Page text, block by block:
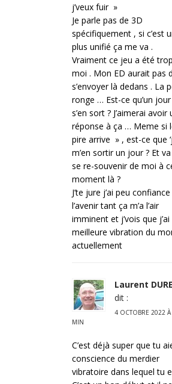
j’veux fuir »
Je parle pas de 3D
spécifiquement , si c’est
plus unifié ça me va .
Vraiment ce jeu a été
moi . Mon ED aurait pas
s’envoyer là dedans . La
ronge … Est-ce qu’un
s’en sort ? J’aimerai avoir
réponse à ça … Meme si
pire arrive » , est-ce que
m’en sortir un jour ? Et
se re-souvenir de moi à
moment là ?
J’te jure j’ai peu
l’avenir tant ça m’a l’air
imminent et j’vois que
meilleure vibration du
actuellement
Laurent
dit :
4 OCTOBRE 2022
MIN
C’est déjà super que tu
conscience du merdier
vibratoire dans lequel tu